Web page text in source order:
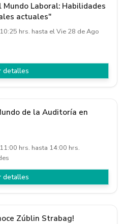
Laboral: Habilidades
actuales"
hrs. hasta el Vie 28 de Ago
detalles
de la Auditoría en
hrs. hasta 14:00 hrs.
detalles
Zúblin Strabag!